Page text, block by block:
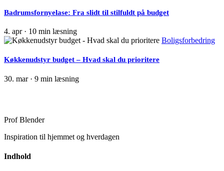
Badrumsfornyelase: Fra slidt til stilfuldt på budget
4. apr · 10 min læsning
Boligsforbedring
Køkkenudstyr budget – Hvad skal du prioritere
30. mar · 9 min læsning
Prof Blender
Inspiration til hjemmet og hverdagen
Indhold